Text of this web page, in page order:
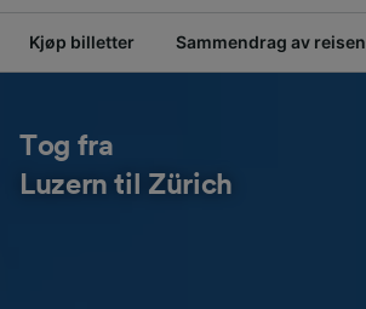
Kjøp billetter Sammendrag av reisen
Tog fra
Luzern til Zürich